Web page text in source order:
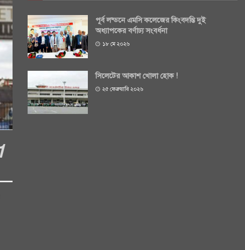
পূর্ব লন্ডনে এমসি কলেজের কিংবদন্তি দুই
অধ্যাপকের বর্ণাঢ্য সংবর্ধনা
১৮ মে ২০২৬
সিলেটের আকাশ খোলা হোক !
২৫ ফেব্রুয়ারি ২০২৬